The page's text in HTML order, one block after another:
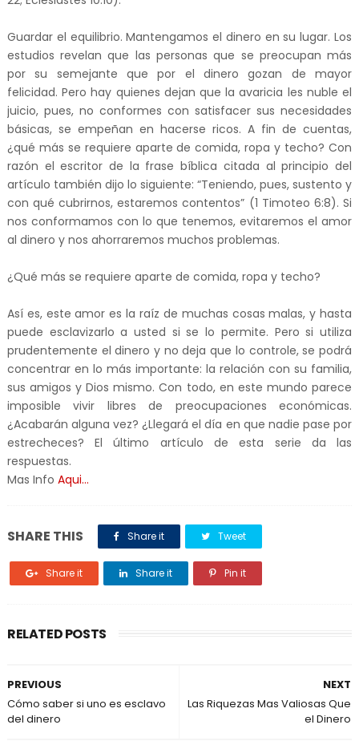
Guardar el equilibrio. Mantengamos el dinero en su lugar. Los
estudios revelan que las personas que se preocupan más
por su semejante que por el dinero gozan de mayor
felicidad. Pero hay quienes dejan que la avaricia les nuble el
juicio, pues, no conformes con satisfacer sus necesidades
básicas, se empeñan en hacerse ricos. A fin de cuentas,
¿qué más se requiere aparte de comida, ropa y techo? Con
razón el escritor de la frase bíblica citada al principio del
artículo también dijo lo siguiente: “Teniendo, pues, sustento y
con qué cubrirnos, estaremos contentos” (1 Timoteo 6:8). Si
nos conformamos con lo que tenemos, evitaremos el amor
al dinero y nos ahorraremos muchos problemas.
¿Qué más se requiere aparte de comida, ropa y techo?
Así es, este amor es la raíz de muchas cosas malas, y hasta
puede esclavizarlo a usted si se lo permite. Pero si utiliza
prudentemente el dinero y no deja que lo controle, se podrá
concentrar en lo más importante: la relación con su familia,
sus amigos y Dios mismo. Con todo, en este mundo parece
imposible vivir libres de preocupaciones económicas.
¿Acabarán alguna vez? ¿Llegará el día en que nadie pase por
estrecheces? El último artículo de esta serie da las
respuestas.
Mas Info Aqui...
SHARE THIS Share it Tweet
Share it Share it Pin it
RELATED POSTS
NEXT
Las Riquezas Mas Valiosas Que
el Dinero
PREVIOUS
Cómo saber si uno es esclavo
del dinero